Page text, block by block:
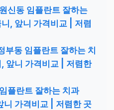
신동 임플란트 잘하는
, 앞니 가격비교 | 저렴
부동 임플란트 잘하는 치
앞니 가격비교 | 저렴한
플란트 잘하는 치과
니 가격비교 | 저렴한 곳